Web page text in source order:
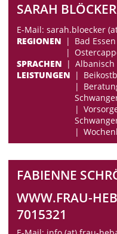
SARAH BLÖCKER
E-Mail: sarah.bloecker
REGIONEN
Bad Essen
SPRACHEN
Albanisch
LEISTUNGEN
FABIENNE
WWW.FRAU-
7015321